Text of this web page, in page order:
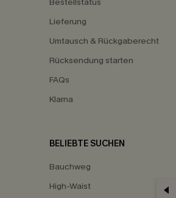
Lieferung
Umtausch & Rückgaberecht
Rücksendung starten
FAQs
Klarna
BELIEBTE SUCHEN
Bauchweg
High-Waist